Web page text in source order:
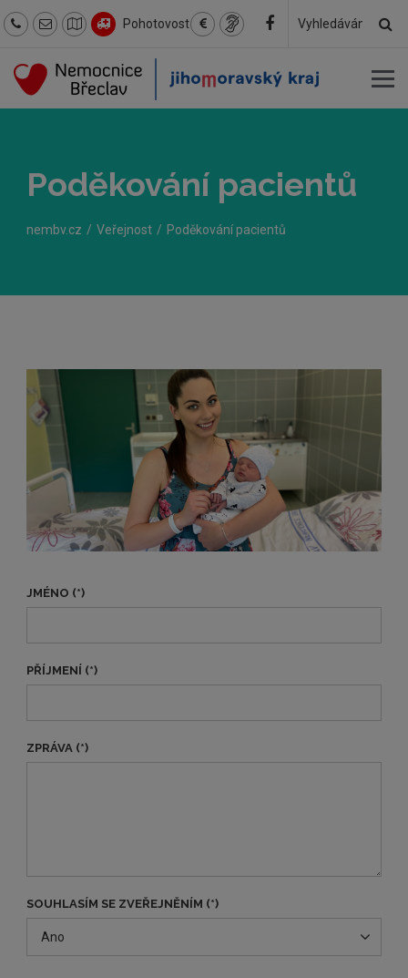
Pohotovost
Hledaný
Poděkování pacientů
nembv.cz Veřejnost Poděkování pacientů
JMÉNO (*)
PŘÍJMENÍ (*)
ZPRÁVA (*)
SOUHLASÍM SE ZVEŘEJNĚNÍM (*)
Ano